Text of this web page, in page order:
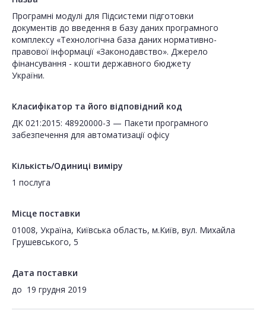
Програмні модулі для Підсистеми підготовки
документів до введення в базу даних програмного
комплексу «Технологічна база даних нормативно-
правової інформації «Законодавство». Джерело
фінансування - кошти державного бюджету
України.
Класифікатор та його відповідний код
ДК 021:2015: 48920000-3 — Пакети програмного
забезпечення для автоматизації офісу
Кількість/Одиниці виміру
1 послуга
Місце поставки
01008, Україна, Київська область, м.Київ, вул. Михайла
Грушевського, 5
Дата поставки
до 19 грудня 2019